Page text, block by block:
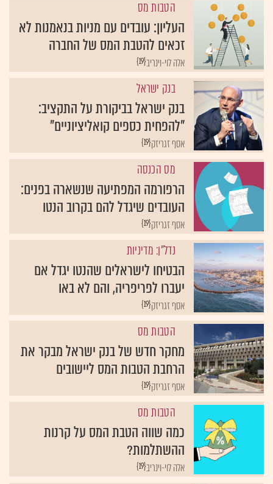
הטבות מס
העליון: עובדים עם מניות בנאמנות לא
זכאים להטבת המס של החברה
{19}אלה לוי-וינריב
בנק ישראל
בנק ישראל בביקורת על התקציב:
"להפחית כספים קואליציוניים"
{19}אסף זגריזק
מס הכנסה
הרפורמה המפתיעה שנשארה בפנים:
העובדים שיגדל להם בקרוב הנטו
{19}אסף זגריזק
נדל"ן: מדיניות
הבטיחו לישראלים שהנטו יגדל אם
יעברו לפריפריה, והם לא באו
{19}אסף זגריזק
הטבות מס
מחקר חדש של בנק ישראל מבקר את
הרחבת הטבות המס ליישובים
{19}אסף זגריזק
הטבות מס
כמה שווה הטבת המס על קרנות
ההשתלמות?
{19}אלה לוי-וינריב